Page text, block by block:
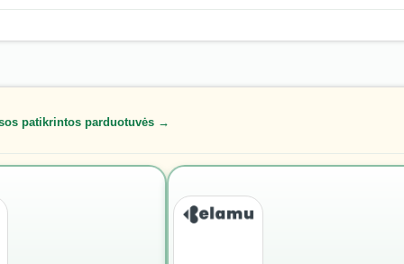
patikrintos parduotuvės →